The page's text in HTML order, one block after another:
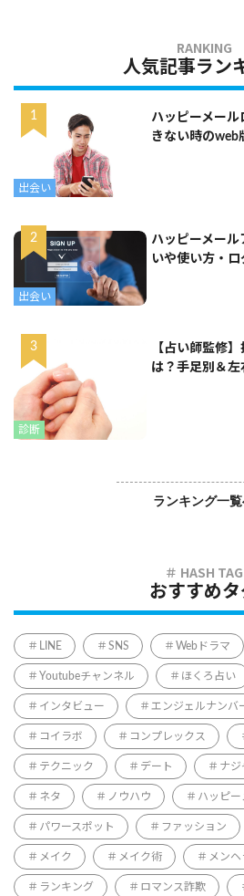
人気記事ラン
出会い
ハッピーメー
きない時のweb
出会い
ハッピーメー
いや使い方・
診断
【占い師監修
は？手足別＆
ランキング一
おすすめタ
LINE SNS Webドラマ
Youtubeチャンネル ほくろ占い
インタビュー エンジェルナンバ
コイラボ コンプレックス
テクニック デート ナジ
ネタ ノウハウ ハッピー
パワースポット ファッション
メイク メイク術 メンヘ
ランキング ロマンス詐欺